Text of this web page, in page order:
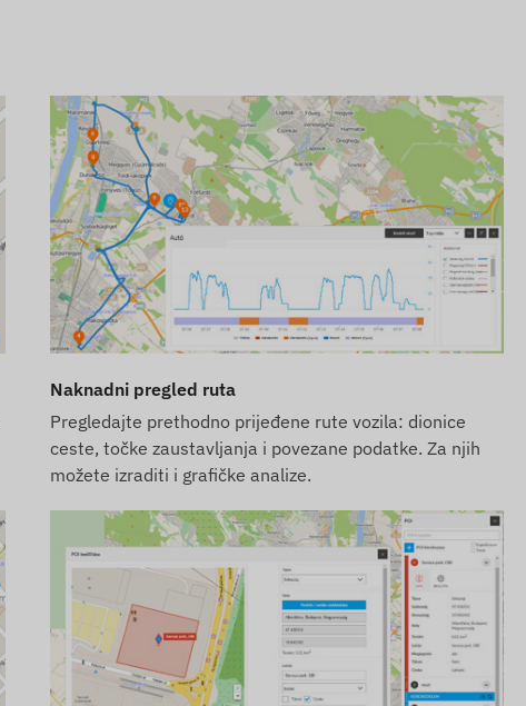
Naknadni pregled ruta
Pregledajte prethodno prijeđene rute vozila: dionice
ceste, točke zaustavljanja i povezane podatke. Za njih
možete izraditi i grafičke analize.